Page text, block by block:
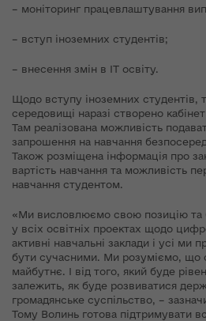
– моніторинг працевлаштування
– вступ іноземних студентів;
– внесення змін в ІТ освіту.
Щодо вступу іноземних студентів,
середовищі наразі створено
Там реалізована можливість
запрошення на навчання
Також розміщена інформація про
вартість навчання та можливість
навчання студентом.
«Ми виcловлюємо свою позицію та
у всіх освітніх проектах щодо
активні навчальні заклади і усі ми
бути сучасними. Ми розуміємо, що
майбутнє. І від того, який буде
залежить, як буде розвиватися
громадянське суспільство, –
Тому Волинь готова підтримувати